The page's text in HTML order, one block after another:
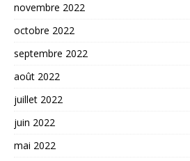
novembre 2022
octobre 2022
septembre 2022
août 2022
juillet 2022
juin 2022
mai 2022